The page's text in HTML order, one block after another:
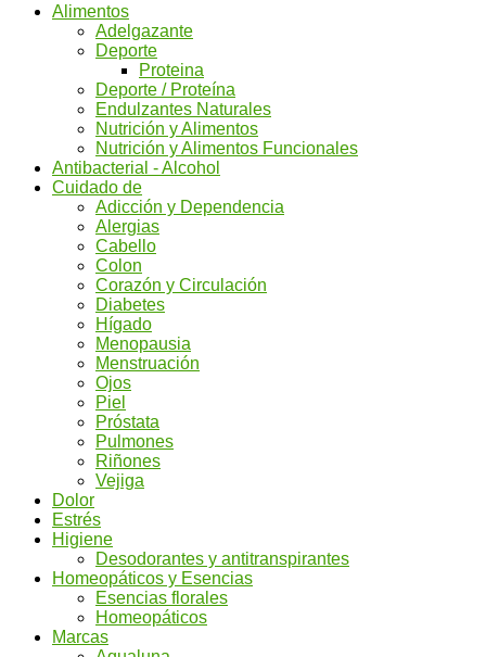
Alimentos
Adelgazante
Deporte
Proteina
Deporte / Proteína
Endulzantes Naturales
Nutrición y Alimentos
Nutrición y Alimentos Funcionales
Antibacterial - Alcohol
Cuidado de
Adicción y Dependencia
Alergias
Cabello
Colon
Corazón y Circulación
Diabetes
Hígado
Menopausia
Menstruación
Ojos
Piel
Próstata
Pulmones
Riñones
Vejiga
Dolor
Estrés
Higiene
Desodorantes y antitranspirantes
Homeopáticos y Esencias
Esencias florales
Homeopáticos
Marcas